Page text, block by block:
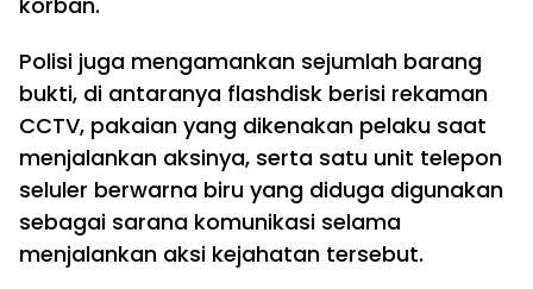
Polisi juga mengamankan sejumlah barang
bukti, di antaranya flashdisk berisi rekaman
CCTV, pakaian yang dikenakan pelaku saat
menjalankan aksinya, serta satu unit telepon
seluler berwarna biru yang diduga digunakan
sebagai sarana komunikasi selama
menjalankan aksi kejahatan tersebut.